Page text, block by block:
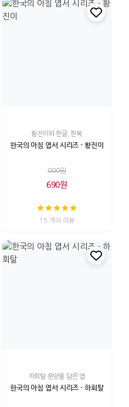
황진이와 한글, 한복
한국의 아침 엽서 시리즈 - 황진이
800원
690원
15 개의 리뷰
하회탈 문양을 담은 엽
한국의 아침 엽서 시리즈 - 하회탈